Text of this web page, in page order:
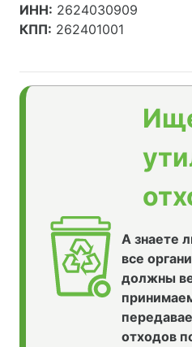
ИНН: 2624030909
КПП: 262401001
А знаете
все
должны
отходов